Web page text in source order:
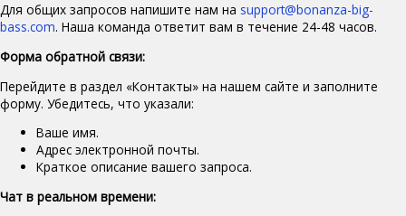
Для общих запросов напишите нам на support@bonanza-big-
bass.com. Наша команда ответит вам в течение 24-48 часов.
Форма обратной связи:
Перейдите в раздел «Контакты» на нашем сайте и заполните
форму. Убедитесь, что указали:
Ваше имя.
Адрес электронной почты.
Краткое описание вашего запроса.
Чат в реальном времени: